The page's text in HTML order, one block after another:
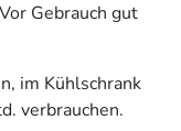
Gebrauch gut
im Kühlschrank
verbrauchen.